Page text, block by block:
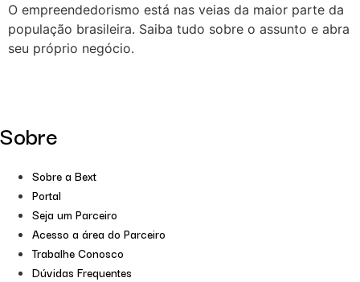
O empreendedorismo está nas veias da maior parte da
população brasileira. Saiba tudo sobre o assunto e abra
seu próprio negócio.
Sobre
Sobre a Bext
Portal
Seja um Parceiro
Acesso a área do Parceiro
Trabalhe Conosco
Dúvidas Frequentes